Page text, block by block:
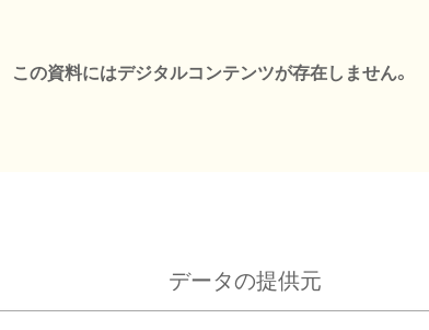
この資料にはデジタルコンテンツが存在しません。
データの提供元